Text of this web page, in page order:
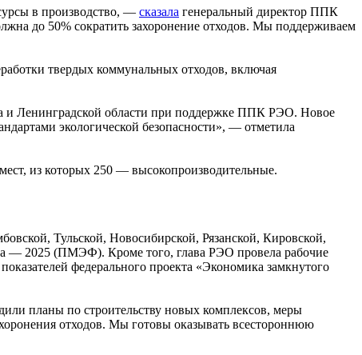
в производство, — сказала генеральный директор ППК
до 50% сократить захоронение отходов. Мы поддерживаем
твердых коммунальных отходов, включая
и Ленинградской области при поддержке ППК РЭО. Новое
экологической безопасности», — отметила
из которых 250 — высокопроизводительные.
Тульской, Новосибирской, Рязанской, Кировской,
— 2025 (ПМЭФ). Кроме того, глава РЭО провела рабочие
федерального проекта «Экономика замкнутого
планы по строительству новых комплексов, меры
отходов. Мы готовы оказывать всестороннюю